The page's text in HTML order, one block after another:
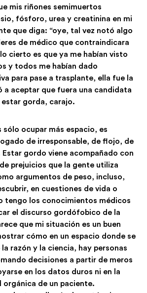
mis riñones semimuertos
fósforo, urea y creatinina en mi
que diga: “oye, tal vez notó algo
de médico que contraindicara
cierto es que ya me habían visto
y todos me habían dado
para pase a trasplante, ella fue la
a aceptar que fuera una candidata
gorda, carajo.
sólo ocupar más espacio, es
de irresponsable, de flojo, de
gordo viene acompañado con
prejuicios que la gente utiliza
argumentos de peso, incluso,
en cuestiones de vida o
tengo los conocimientos médicos
el discurso gordófobico de la
que mi situación es un buen
cómo en un espacio donde se
razón y la ciencia, hay personas
decisiones a partir de meros
en los datos duros ni en la
orgánica de un paciente.